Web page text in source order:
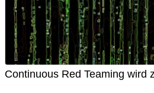
Continuous Red Teaming wird